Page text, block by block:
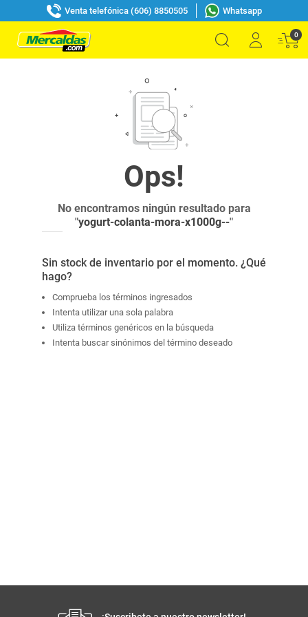
Venta telefónica (606) 8850505 Whatsapp
0
No encontramos ningún resultado para
"yogurt-colanta-mora-x1000g--"
Sin stock de inventario por el momento. ¿Qué
hago?
Comprueba los términos ingresados
Intenta utilizar una sola palabra
Utiliza términos genéricos en la búsqueda
Intenta buscar sinónimos del término deseado